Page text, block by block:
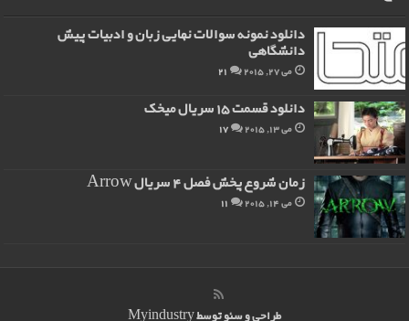
دانلود نمونه سوالات نهایی زبان و ادبیات پیش
دانشگاهی
می 27, 2015 21
دانلود قسمت 15 سریال میخک
می 13, 2015 17
زمان شروع پخش فصل 4 سریال Arrow
می 14, 2015 11
طراحی و سئو توسطMyindustry